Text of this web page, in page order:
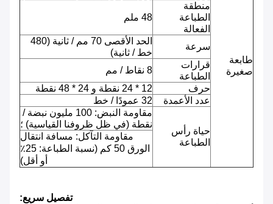
طابعة
صغيرة
منطقة
الطباعة
الفعالة
48 ملم
سرعة
الحد الأقصى 70 مم / ثانية (480
خط / ثانية)
قرارات
الطباعة
8 نقاط / مم
حرف
12 * 24 نقطة و 24 * 48 نقطة
عدد الأعمدة
32 عمودًا / خط
حياة رأس
الطباعة
مقاومة النبض: 100 مليون نبضة /
نقطة (في ظل ظروفنا القياسية) ؛
مقاومة التآكل: مسافة انتقال
الورق 50 كم (نسبة الطباعة: 25٪
أو أقل)
تفصيل سريع: